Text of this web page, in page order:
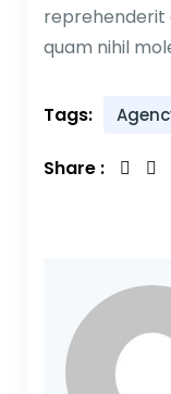
reprehenderit
quam nihil
Tags:
Share :